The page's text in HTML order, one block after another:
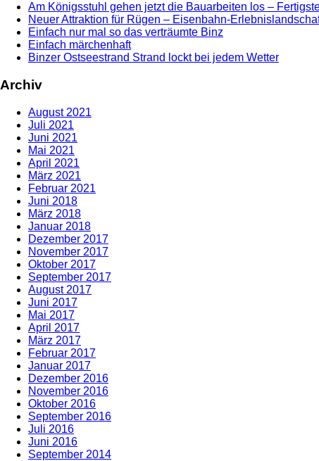
Am Königsstuhl gehen jetzt die Bauarbeiten los –
Neuer Attraktion für Rügen – Eisenbahn-
Einfach nur mal so das verträumte Binz
Einfach märchenhaft
Binzer Ostseestrand Strand lockt bei jedem Wetter
Archiv
August 2021
Juli 2021
Juni 2021
Mai 2021
April 2021
März 2021
Februar 2021
Juni 2018
März 2018
Januar 2018
Dezember 2017
November 2017
Oktober 2017
September 2017
August 2017
Juni 2017
Mai 2017
April 2017
März 2017
Februar 2017
Januar 2017
Dezember 2016
November 2016
Oktober 2016
September 2016
Juli 2016
Juni 2016
September 2014